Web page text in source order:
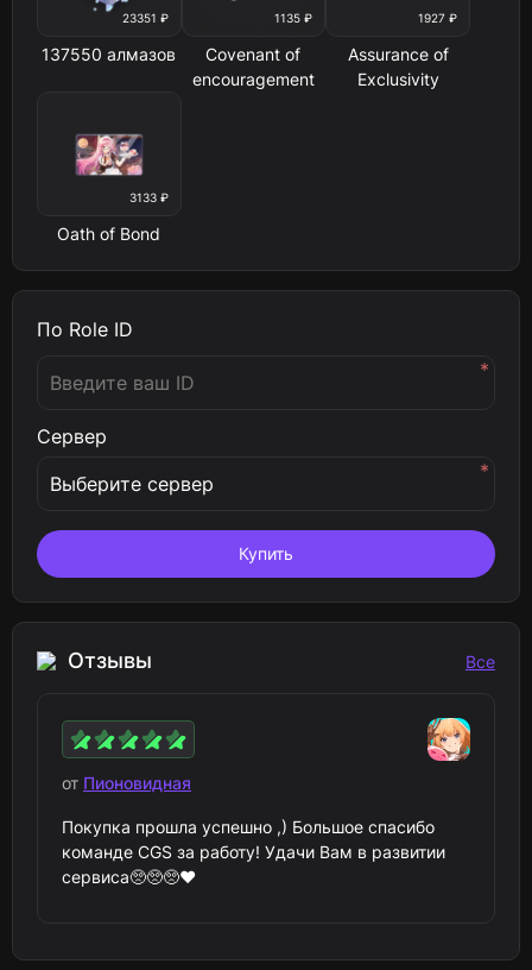
23351 ₽
137550 алмазов
1135 ₽
Covenant of
encouragement
1927 ₽
Assurance of
Exclusivity
3133 ₽
Oath of Bond
По Role ID
*
Сервер
*
Купить
Отзывы Все
от Пионовидная
Покупка прошла успешно ,) Большое спасибо
команде CGS за работу! Удачи Вам в развитии
сервиса🥺🥺🥺❤️